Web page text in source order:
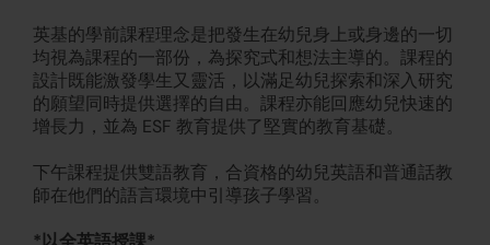
英基的學前課程理念是把發生在幼兒身上或身邊的一切
均視為課程的一部份，為探究式和想法主導的。課程的
設計既能激發學生又靈活，以滿足幼兒探索和深入研究
的願望同時提供選擇的自由。課程亦能回應幼兒快速的
增長力，並為 ESF 教育提供了堅實的教育基礎。
下午課程提供雙語教育，合資格的幼兒英語和普通話教
師在他們的語言環境中引導孩子學習。
*以全英語授課*